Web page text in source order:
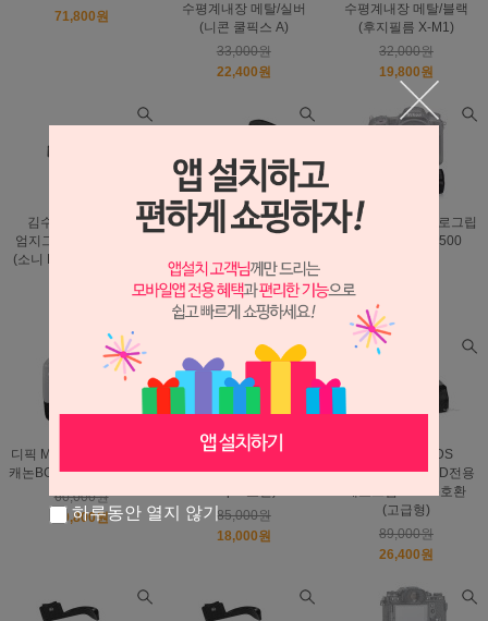
71,800원
수평계내장 메탈/실버
(니콘 쿨픽스 A)
33,000원
22,400원
수평계내장 메탈/블랙
(후지필름 X-M1)
32,000원
19,800원
김수현 손떨림방지
엄지그립 TG-RX1 블랙
(소니 DSC-RX1/RX1R)
디픽 MK-D7100
D15/D7100
69,800원
37,500원
디픽 MK-D500 세로그립
니콘MB-D17/D500
디픽 MK-760D 세로그립
캐논BG-E18/750D/760D
60,000원
39,800원
디카인 펜탁스 K100D
셔터그립 SG-II (K100D
85,000원
18,000원
제니스 C450DS
450D/500D/1000D전용
세로그립/BG-E5호환
(고급형)
89,000원
26,400원
하루동안 열지 않기